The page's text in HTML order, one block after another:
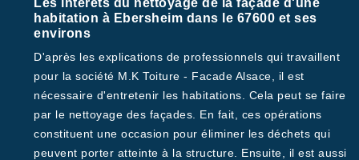
Les intérêts du nettoyage de la façade d'une
habitation à Ebersheim dans le 67600 et ses
environs
D'après les explications de professionnels qui travaillent
pour la société M.K Toiture - Facade Alsace, il est
nécessaire d'entretenir les habitations. Cela peut se faire
par le nettoyage des façades. En fait, ces opérations
constituent une occasion pour éliminer les déchets qui
peuvent porter atteinte à la structure. Ensuite, il est aussi